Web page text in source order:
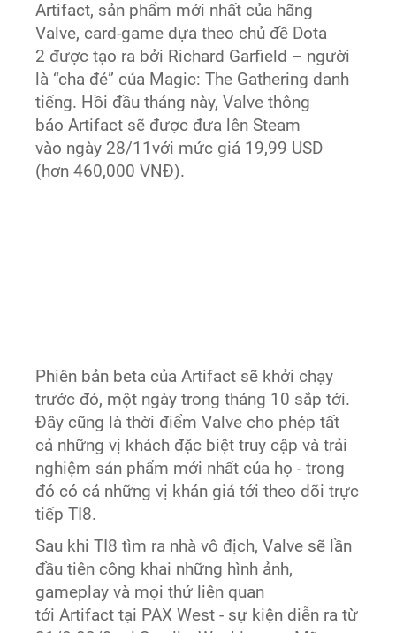
Artifact, sản phẩm mới nhất của hãng
Valve, card-game dựa theo chủ đề Dota
2 được tạo ra bởi Richard Garfield – người
là “cha đẻ” của Magic: The Gathering danh
tiếng. Hồi đầu tháng này, Valve thông
báo Artifact sẽ được đưa lên Steam
vào ngày 28/11với mức giá 19,99 USD
(hơn 460,000 VNĐ).
Phiên bản beta của Artifact sẽ khởi chạy
trước đó, một ngày trong tháng 10 sắp tới.
Đây cũng là thời điểm Valve cho phép tất
cả những vị khách đặc biệt truy cập và trải
nghiệm sản phẩm mới nhất của họ - trong
đó có cả những vị khán giả tới theo dõi trực
tiếp TI8.
Sau khi TI8 tìm ra nhà vô địch, Valve sẽ lần
đầu tiên công khai những hình ảnh,
gameplay và mọi thứ liên quan
tới Artifact tại PAX West - sự kiện diễn ra từ